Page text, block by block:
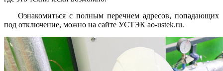
Ознакомиться с полным перечнем адресов, попадающих
под отключение, можно на сайте УСТЭК ao-ustek.ru.